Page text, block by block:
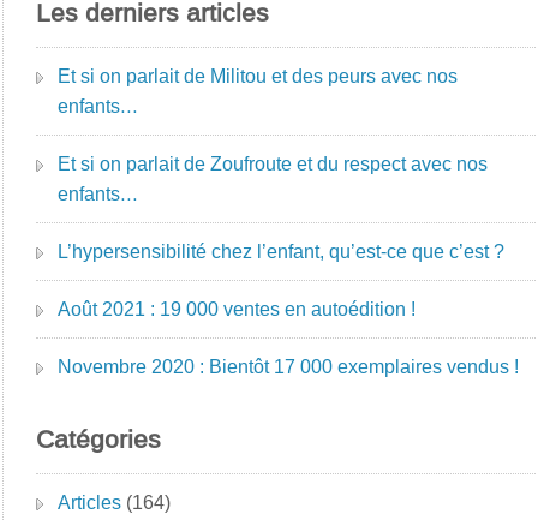
Les derniers articles
Et si on parlait de Militou et des peurs avec nos
enfants…
Et si on parlait de Zoufroute et du respect avec nos
enfants…
L’hypersensibilité chez l’enfant, qu’est-ce que c’est ?
Août 2021 : 19 000 ventes en autoédition !
Novembre 2020 : Bientôt 17 000 exemplaires vendus !
Catégories
Articles (164)